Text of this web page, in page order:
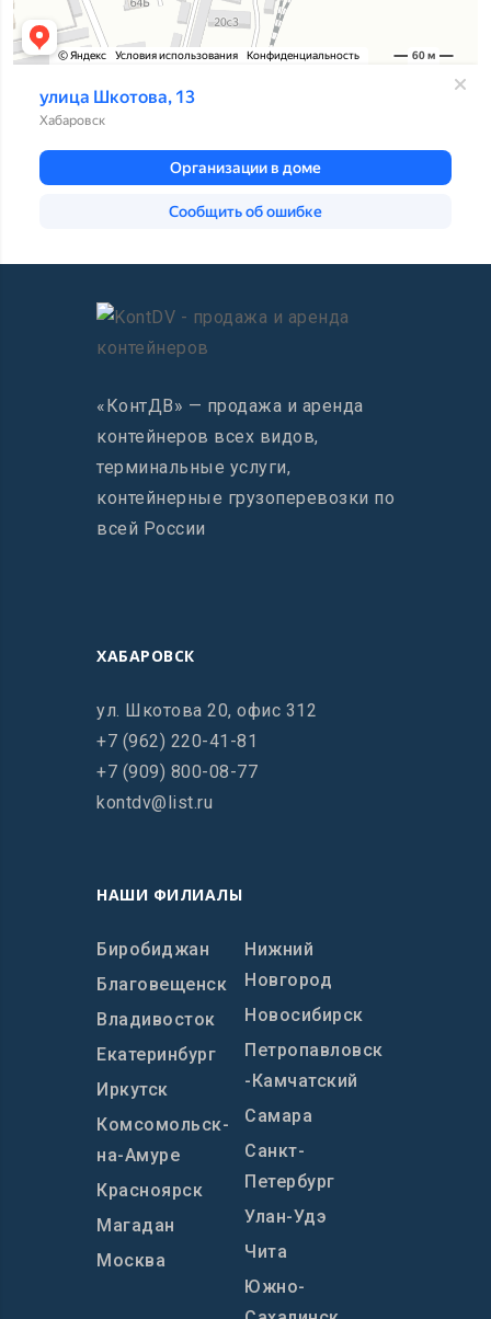
«КонтДВ» — продажа и аренда
контейнеров всех видов,
терминальные услуги,
контейнерные грузоперевозки по
всей России
ХАБАРОВСК
ул. Шкотова 20, офис 312
+7 (962) 220-41-81
+7 (909) 800-08-77
kontdv@list.ru
НАШИ ФИЛИАЛЫ
Биробиджан
Благовещенск
Владивосток
Екатеринбург
Иркутск
Комсомольск-
на-Амуре
Красноярск
Магадан
Москва
Нижний
Новгород
Новосибирск
Петропавловск
-Камчатский
Самара
Санкт-
Петербург
Улан-Удэ
Чита
Южно-